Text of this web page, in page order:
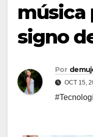
música
signo
Por
OCT 15,